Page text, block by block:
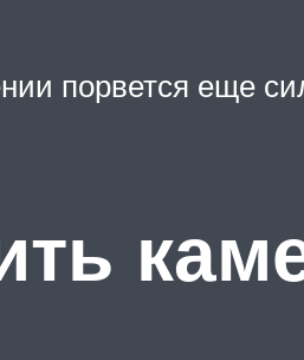
порвется еще